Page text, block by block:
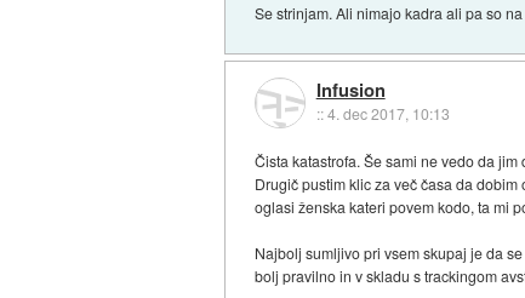
Se strinjam. Ali nimajo kadra ali pa so
Infusion
::4. dec 2017, 10:13
Čista katastrofa. Še sami ne vedo da
Drugič pustim klic za več časa da
oglasi ženska kateri povem kodo, ta mi
Najbolj sumljivo pri vsem skupaj je da
bolj pravilno in v skladu s trackingom